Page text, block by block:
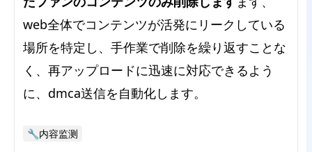
web全体でコンテンツが活発にリークしている
場所を特定し、手作業で削除を繰り返すことな
く、再アップロードに迅速に対応できるよう
に、dmca送信を自動化します。
🔧内容监测